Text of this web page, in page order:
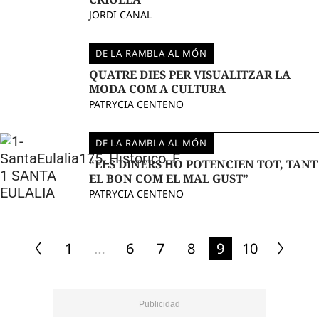
JORDI CANAL
DE LA RAMBLA AL MÓN
QUATRE DIES PER VISUALITZAR LA
MODA COM A CULTURA
PATRYCIA CENTENO
DE LA RAMBLA AL MÓN
“ELS DINERS HO POTENCIEN TOT, TANT
EL BON COM EL MAL GUST”
PATRYCIA CENTENO
1 … 6 7 8 9 10